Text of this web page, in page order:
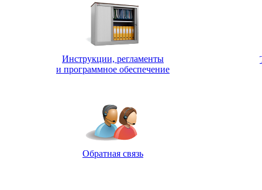
Инструкции, регламенты
и программное обеспечение
Обратная связь